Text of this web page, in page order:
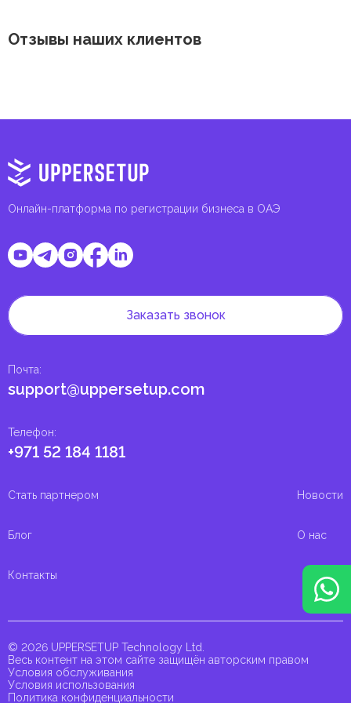
Отзывы наших клиентов
Онлайн-платформа по регистрации бизнеса в ОАЭ
Телефон:
+971 52 184 1181
Почта:
support@uppersetup.com
Заказать звонок
Стать партнером Новости
Блог О нас
Контакты
© 2026 UPPERSETUP Technology Ltd.
Весь контент на этом сайте защищён авторским правом
Условия обслуживания
Условия использования
Политика конфиденциальности